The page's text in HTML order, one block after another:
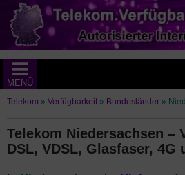
MENÜ
Telekom » Verfügbarkeit » Bundesländer »
Telekom Niedersachsen –
DSL, VDSL, Glasfaser, 4G